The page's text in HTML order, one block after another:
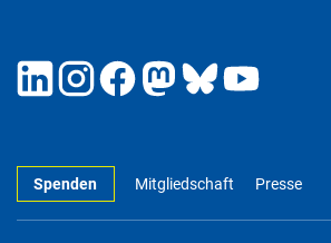
Spenden Mitgliedschaft Presse